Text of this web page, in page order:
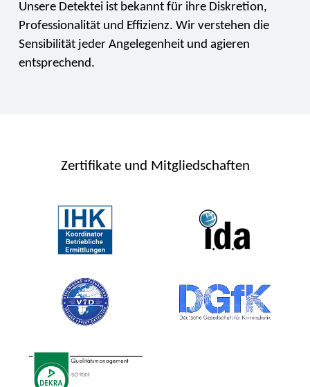
Unsere Detektei ist bekannt für ihre Diskretion,
Professionalität und Effizienz. Wir verstehen die
Sensibilität jeder Angelegenheit und agieren
entsprechend.
Zertifikate und Mitgliedschaften